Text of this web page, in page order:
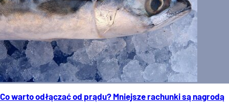
Co warto odłączać od prądu? Mniejsze rachunki są nagrodą